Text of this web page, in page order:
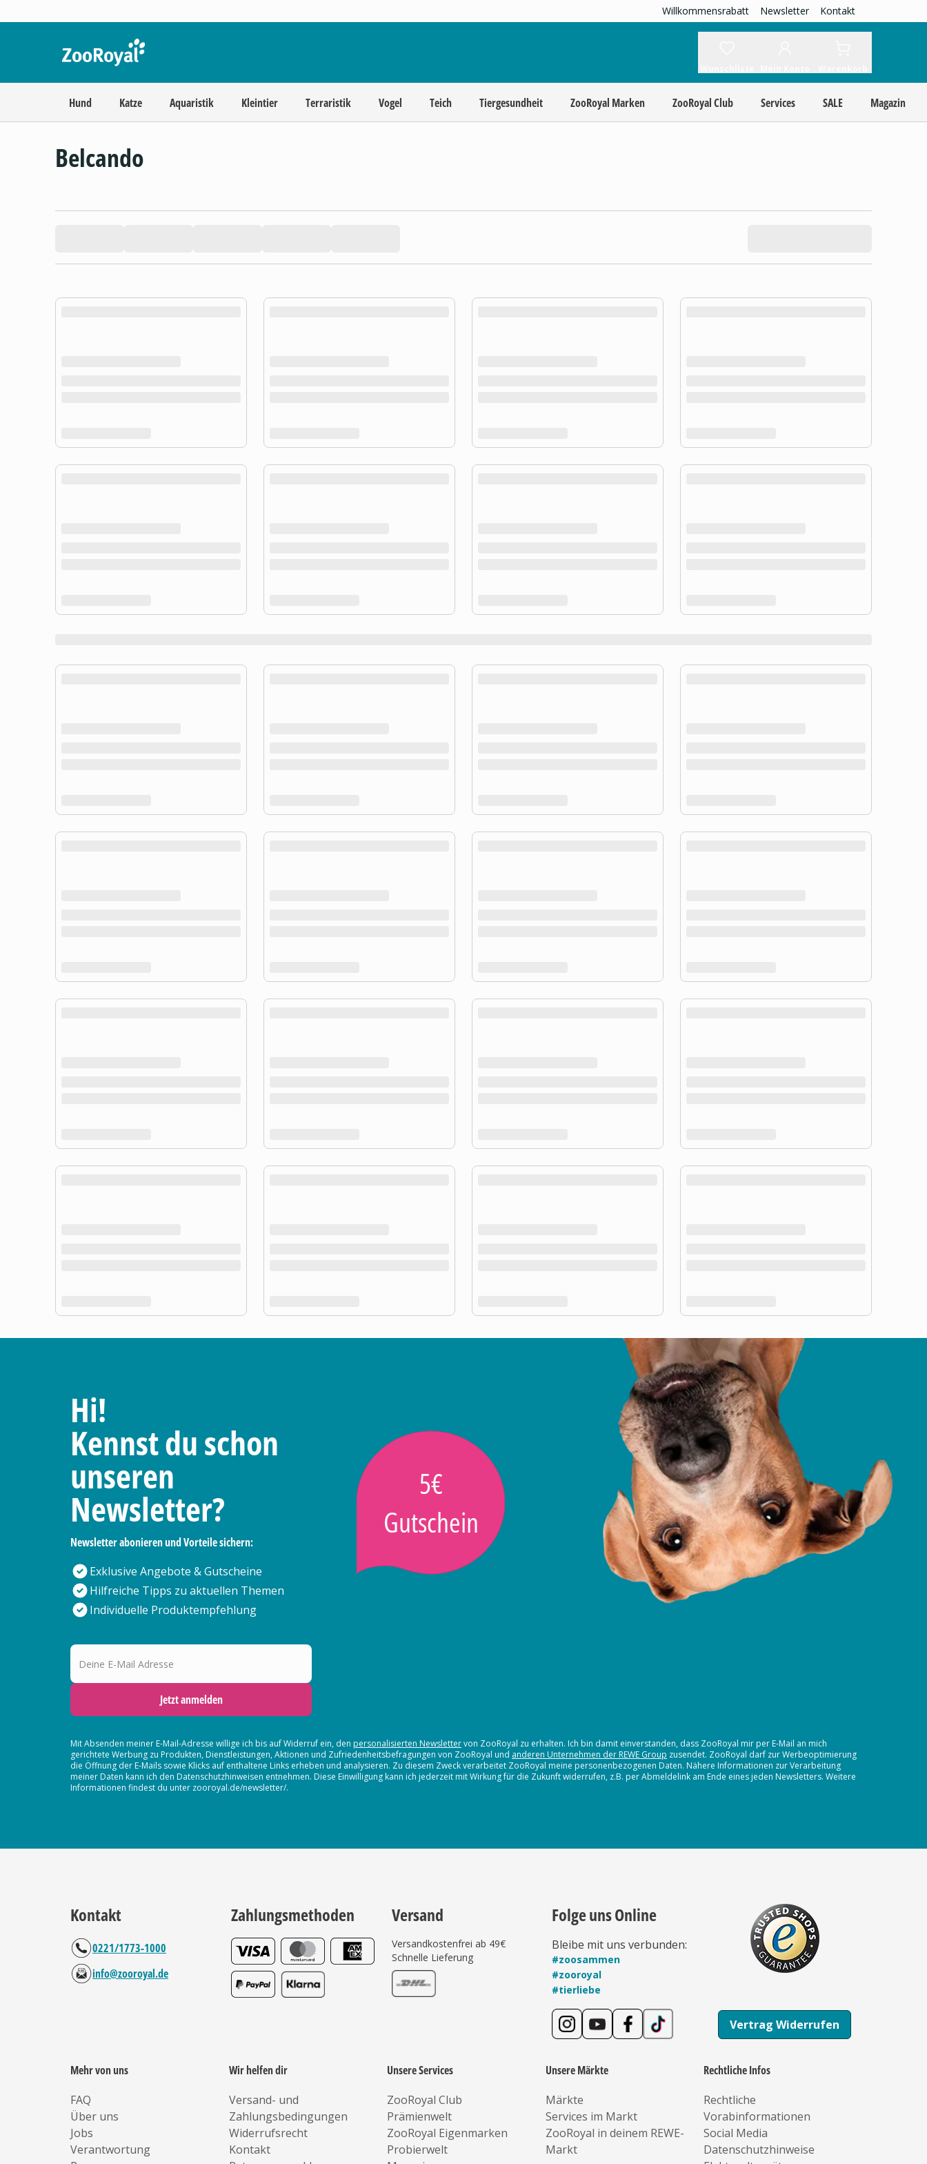
Willkommensrabatt Newsletter Kontakt
Hund Katze Aquaristik Kleintier Terraristik Vogel Teich Tiergesundheit ZooRoyal Marken ZooRoyal Club Services SALE Magazin
Belcando
Hi!
Kennst du schon
unseren
Newsletter?
Newsletter abonieren und Vorteile sichern:
Exklusive Angebote & Gutscheine
Hilfreiche Tipps zu aktuellen Themen
Individuelle Produktempfehlung
5€
Gutschein
Deine E-Mail Adresse
Jetzt anmelden
Mit Absenden meiner E-Mail-Adresse willige ich bis auf Widerruf ein, den personalisierten Newslettervon ZooRoyal zu erhalten. Ich bin damit einverstanden, dass ZooRoyal mir per E-Mail an mich
gerichtete Werbung zu Produkten, Dienstleistungen, Aktionen und Zufriedenheitsbefragungen von ZooRoyal und anderen Unternehmen der REWE Group zusendet. ZooRoyal darf zur Werbeoptimierung
die Öffnung der E-Mails sowie Klicks auf enthaltene Links erheben und analysieren. Zu diesem Zweck verarbeitet ZooRoyal meine personenbezogenen Daten. Nähere Informationen zur Verarbeitung
meiner Daten kann ich den Datenschutzhinweisen entnehmen. Diese Einwilligung kann ich jederzeit mit Wirkung für die Zukunft widerrufen, z.B. per Abmeldelink am Ende eines jeden Newsletters. Weitere
Informationen findest du unter zooroyal.de/newsletter/.
Kontakt
0221/1773-1000
info@zooroyal.de
Zahlungsmethoden Versand
Versandkostenfrei ab 49€
Schnelle Lieferung
Folge uns Online
Bleibe mit uns verbunden:
#zoosammen
#zooroyal
#tierliebe
Vertrag Widerrufen
Mehr von uns
FAQ
Über uns
Jobs
Verantwortung
Wir helfen dir
Versand- und
Zahlungsbedingungen
Widerrufsrecht
Kontakt
Unsere Services
ZooRoyal Club
Prämienwelt
ZooRoyal Eigenmarken
Probierwelt
Unsere Märkte
Märkte
Services im Markt
ZooRoyal in deinem REWE-
Markt
Rechtliche Infos
Rechtliche
Vorabinformationen
Social Media
Datenschutzhinweise